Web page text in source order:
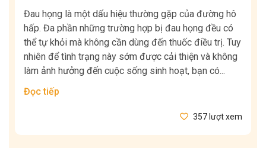
Đau họng là một dấu hiệu thường gặp của đường hô
hấp. Đa phần những trường hợp bị đau họng đều có
thể tự khỏi mà không cần dùng đến thuốc điều trị. Tuy
nhiên để tình trạng này sớm được cải thiện và không
làm ảnh hưởng đến cuộc sống sinh hoạt, bạn có...
Đọc tiếp
357 lượt xem